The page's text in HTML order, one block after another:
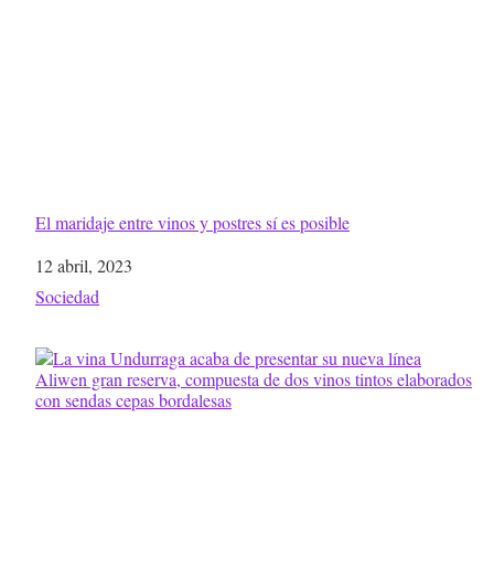
El maridaje entre vinos y postres sí es posible
Fecha
12 abril, 2023
Respecto a
Sociedad